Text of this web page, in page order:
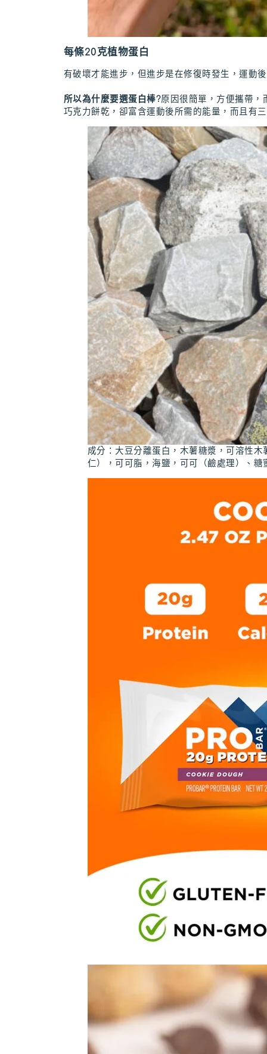
每條20克植物蛋白
有破壞才能進步，但進步是在修復時發生，運動
所以為什麼要選蛋白棒?原因很簡單，方便攜帶，
巧克力餅乾，卻富含運動後所需的能量，而且有
成分：大豆分離蛋白，木薯糖漿，可溶性
仁），可可脂，海鹽，可可（鹼處理）、